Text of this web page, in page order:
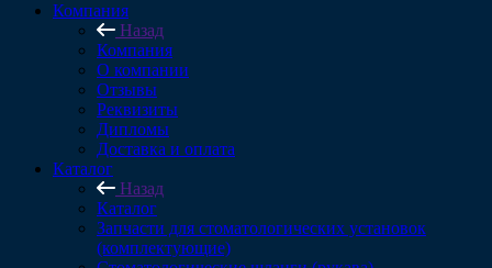
Компания
Назад
Компания
О компании
Отзывы
Реквизиты
Дипломы
Доставка и оплата
Каталог
Назад
Каталог
Запчасти для стоматологических установок
(комплектующие)